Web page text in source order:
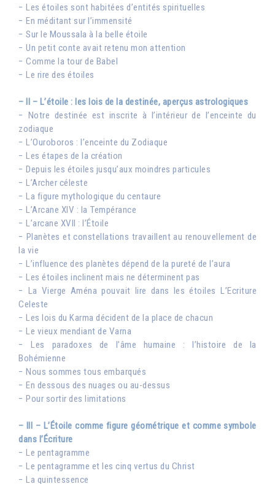
− Les étoiles sont habitées d’entités spirituelles
− En méditant sur l’immensité
− Sur le Moussala à la belle étoile
− Un petit conte avait retenu mon attention
− Comme la tour de Babel
− Le rire des étoiles
– II – L’étoile : les lois de la destinée, aperçus astrologiques
− Notre destinée est inscrite à l’intérieur de l’enceinte du
zodiaque
− L’Ouroboros : l’enceinte du Zodiaque
− Les étapes de la création
− Depuis les étoiles jusqu’aux moindres particules
− L’Archer céleste
− La figure mythologique du centaure
− L’Arcane XIV : la Tempérance
− L’arcane XVII : l’Étoile
− Planètes et constellations travaillent au renouvellement de
la vie
− L’influence des planètes dépend de la pureté de l’aura
− Les étoiles inclinent mais ne déterminent pas
− La Vierge Aména pouvait lire dans les étoiles L’Ecriture
Celeste
− Les lois du Karma décident de la place de chacun
− Le vieux mendiant de Varna
− Les paradoxes de l’âme humaine : l’histoire de la
Bohémienne
− Nous sommes tous embarqués
− En dessous des nuages ou au-dessus
− Pour sortir des limitations
– III – L’Étoile comme figure géométrique et comme symbole
dans l’Écriture
− Le pentagramme
− Le pentagramme et les cinq vertus du Christ
− La quintessence